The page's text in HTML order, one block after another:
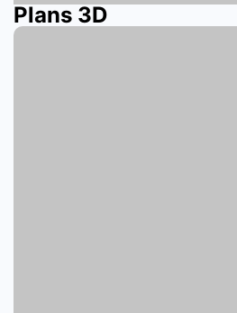
Plans 3D